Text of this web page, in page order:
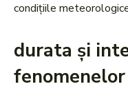
condițiile
durata și
fenomenelor